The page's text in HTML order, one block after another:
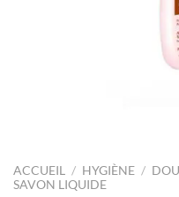
ACCUEIL / HYGIÈNE /
SAVON LIQUIDE